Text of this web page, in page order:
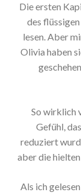
Die ersten
des
lesen. Aber
Olivia haben
So wirklich
Gefühl,
reduziert
aber die
Als ich